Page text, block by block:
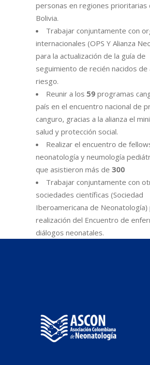
personas en regiones prioritarias
Bolivia.
Trabajar conjuntamente con
internacionales (OPS Y Alianza
para la actualización de la guía de
seguimiento de recién nacidos de
riesgo.
Reunir a los 59 programas
país en el encuentro nacional de
canguro, gracias a la alianza el
salud y protección social.
Realizar el encuentro de
neonatología y neumología
que asistieron más de 300
Trabajar conjuntamente con
sociedades científicas (Sociedad
Iberoamericana de Neonatología)
realización del Encuentro de
diálogos neonatales.